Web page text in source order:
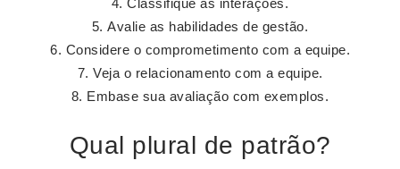
Classifique as interações.
Avalie as habilidades de gestão.
Considere o comprometimento com a equipe.
Veja o relacionamento com a equipe.
Embase sua avaliação com exemplos.
Qual plural de patrão?